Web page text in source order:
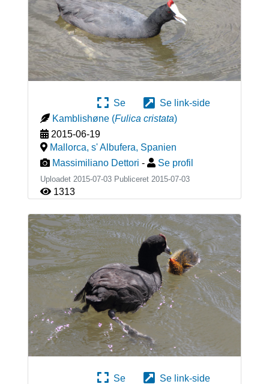
Se
Se link-side
Kamblishøne (Fulica cristata)
2015-06-19
Mallorca, s' Albufera, Spanien
Massimiliano Dettori - Se profil
Uploadet 2015-07-03 Publiceret 2015-07-03
1313
Se
Se link-side